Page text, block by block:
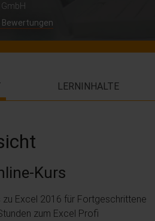
Bewertungen
LERNINHALTE
Kurs
Excel 2016 für Fortgeschrittene
zum Excel Profi